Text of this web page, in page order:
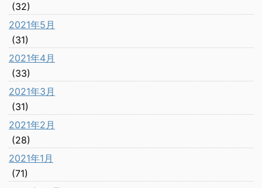
(32)
2021年5月
(31)
2021年4月
(33)
2021年3月
(31)
2021年2月
(28)
2021年1月
(71)